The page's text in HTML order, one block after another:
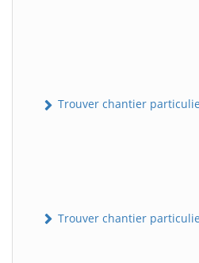
Trouver chantier
Trouver chantier